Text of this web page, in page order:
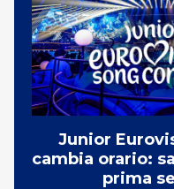
Junior
cambia orario:
prima